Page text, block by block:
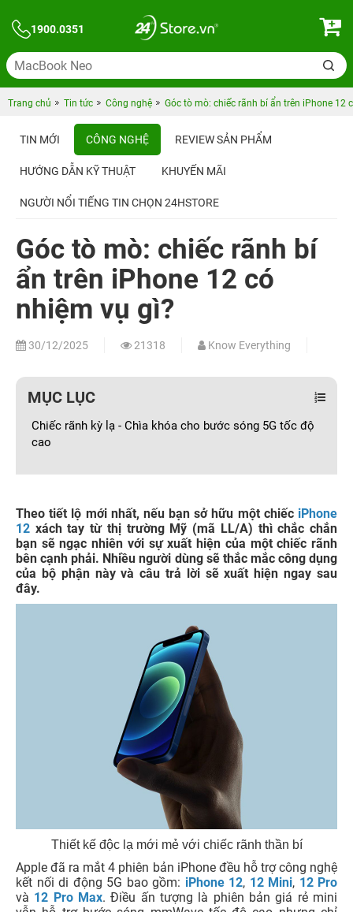
1900.0351
Trang chủ Tin tức Công nghệ Góc tò mò: chiếc rãnh bí ẩn trên iPhone 12
TIN MỚI CÔNG NGHỆ REVIEW SẢN PHẨM
HƯỚNG DẪN KỸ THUẬT KHUYẾN MÃI
NGƯỜI NỔI TIẾNG TIN CHỌN 24HSTORE
Góc tò mò: chiếc rãnh bí
ẩn trên iPhone 12 có
nhiệm vụ gì?
30/12/2025 21318 Know Everything
MỤC LỤC
Chiếc rãnh kỳ lạ - Chìa khóa cho bước sóng 5G tốc độ
cao
Theo tiết lộ mới nhất, nếu bạn sở hữu một chiếc iPhone
12 xách tay từ thị trường Mỹ (mã LL/A) thì chắc chắn
bạn sẽ ngạc nhiên với sự xuất hiện của một chiếc rãnh
bên cạnh phải. Nhiều người dùng sẽ thắc mắc công dụng
của bộ phận này và câu trả lời sẽ xuất hiện ngay sau
đây.
Thiết kế độc lạ mới mẻ với chiếc rãnh thần bí
Apple đã ra mắt 4 phiên bản iPhone đều hỗ trợ công nghệ
kết nối di động 5G bao gồm: iPhone 12, 12 Mini, 12 Pro
và 12 Pro Max. Điều ấn tượng là phiên bản giá rẻ mini